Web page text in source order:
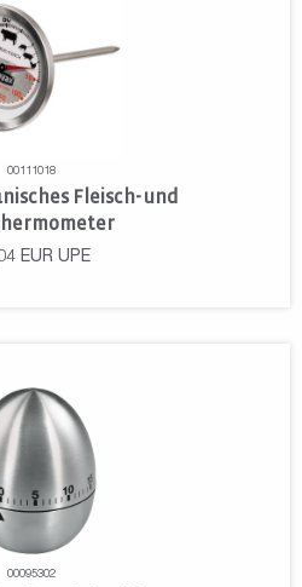
00111018
Fleisch- und
EUR UPE
00095302